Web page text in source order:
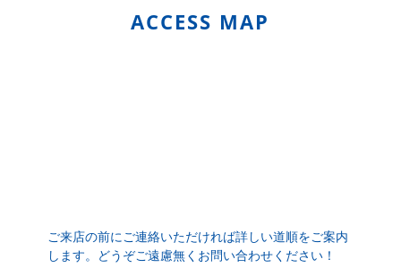
NEWS
バンパーやドアなどボディに穴が空いてしまうことも…
車はタフな乗り物ですが、時間の経過や事故によって何
ACCESS MAP
ご来店の前にご連絡いただければ詳しい道順をご案内
します。どうぞご遠慮無くお問い合わせください！